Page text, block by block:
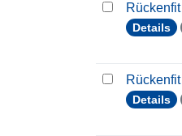
Rückenfit
Details
Rückenfit
Details